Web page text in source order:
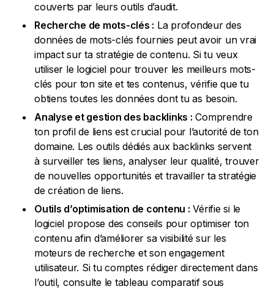
couverts par leurs outils d’audit.
Recherche de mots-clés : La profondeur des
données de mots-clés fournies peut avoir un vrai
impact sur ta stratégie de contenu. Si tu veux
utiliser le logiciel pour trouver les meilleurs mots-
clés pour ton site et tes contenus, vérifie que tu
obtiens toutes les données dont tu as besoin.
Analyse et gestion des backlinks : Comprendre
ton profil de liens est crucial pour l’autorité de ton
domaine. Les outils dédiés aux backlinks servent
à surveiller tes liens, analyser leur qualité, trouver
de nouvelles opportunités et travailler ta stratégie
de création de liens.
Outils d’optimisation de contenu : Vérifie si le
logiciel propose des conseils pour optimiser ton
contenu afin d’améliorer sa visibilité sur les
moteurs de recherche et son engagement
utilisateur. Si tu comptes rédiger directement dans
l’outil, consulte le tableau comparatif sous